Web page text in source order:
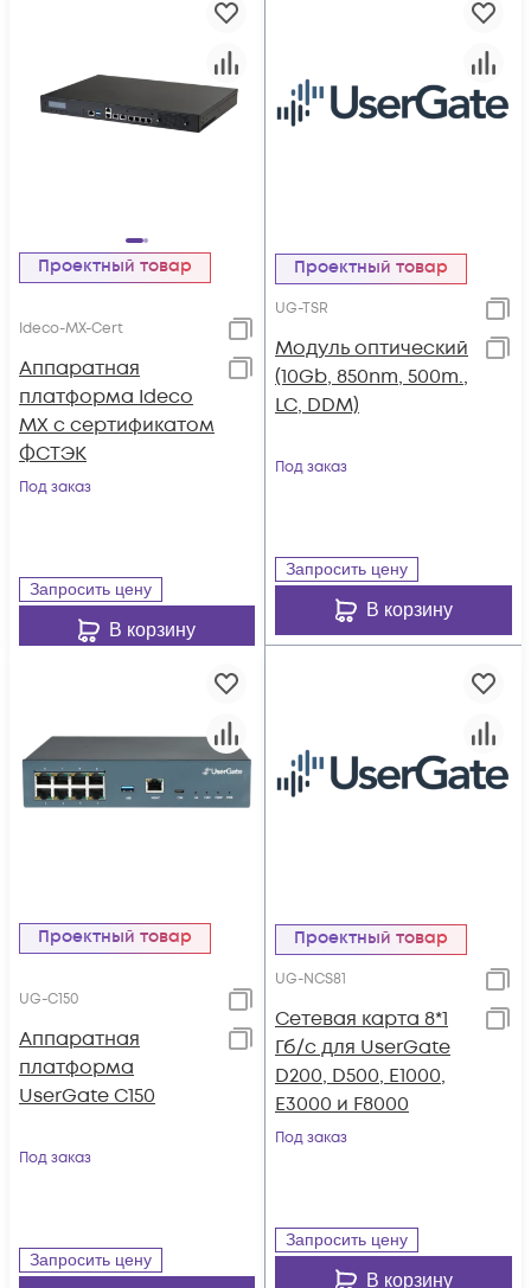
Проектный товар
Ideco-MX-Cert
Аппаратная
платформа Ideco
MX с сертификатом
ФСТЭК
Под заказ
Запросить цену
В корзину
Проектный товар
UG-TSR
Модуль оптический
(10Gb, 850nm, 500m.,
LC, DDM)
Под заказ
Запросить цену
В корзину
Проектный товар
UG-C150
Аппаратная
платформа
UserGate С150
Под заказ
Запросить цену
Проектный товар
UG-NCS81
Сетевая карта 8*1
Гб/c для UserGate
D200, D500, E1000,
E3000 и F8000
Под заказ
Запросить цену
В корзину